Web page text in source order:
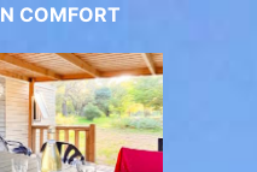
COMFORT